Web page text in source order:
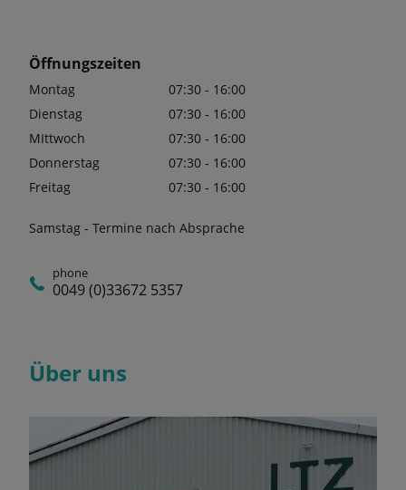
Öffnungszeiten
Montag
07:30 - 16:00
Dienstag
07:30 - 16:00
MIttwoch
07:30 - 16:00
Donnerstag
07:30 - 16:00
Freitag
07:30 - 16:00
Samstag - Termine nach Absprache
phone
0049 (0)33672 5357
Über uns